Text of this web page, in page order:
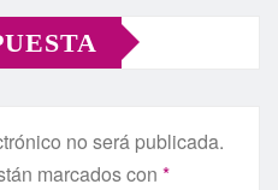
no será publicada.
marcados con *